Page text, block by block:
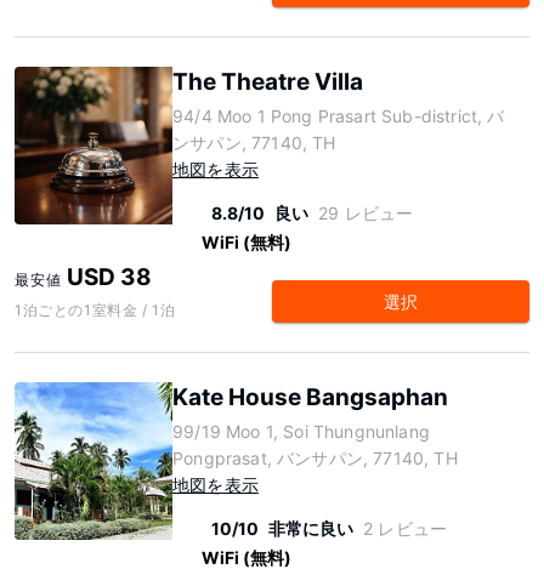
The Theatre Villa
94/4 Moo 1 Pong Prasart Sub-district, バ
ンサパン, 77140, TH
地図を表示
8.8/10 良い 29 レビュー
WiFi (無料)
最安値 USD 38
1泊ごとの1室料金 / 1泊 選択
Kate House Bangsaphan
99/19 Moo 1, Soi Thungnunlang
Pongprasat, バンサパン, 77140, TH
地図を表示
10/10 非常に良い 2 レビュー
WiFi (無料)